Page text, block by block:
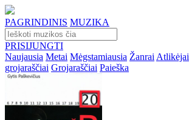
PAGRINDINIS MUZIKA
PRISIJUNGTI
Naujausia Metai Mėgstamiausia Žanrai Atlikėjai
grojaraščiai Grojaraščiai Paieška